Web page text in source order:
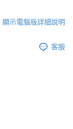
顯示電腦版詳細說明
客服